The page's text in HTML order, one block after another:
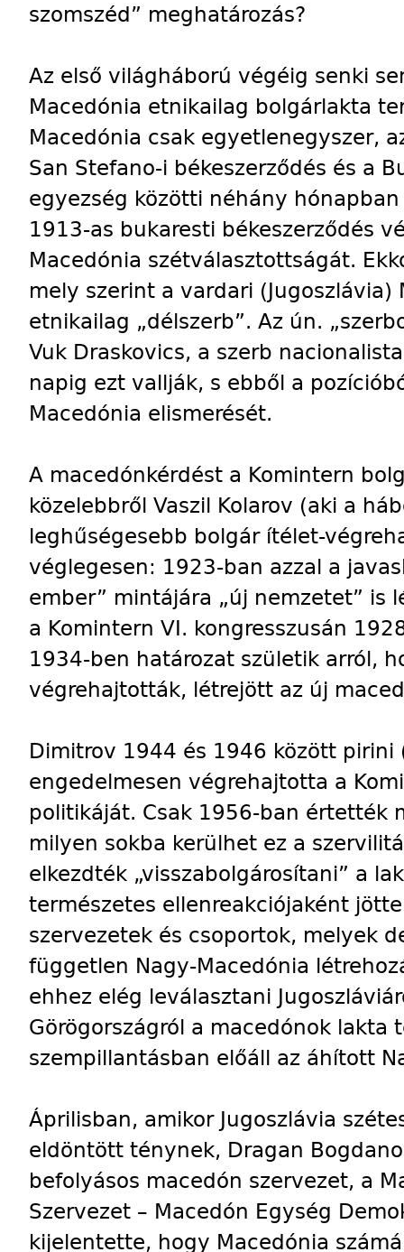
szomszéd” meghatározás?
Az első világháború végéig senki
Macedónia etnikailag bolgárlakta
Macedónia csak egyetlenegyszer,
San Stefano-i békeszerződés és a
egyezség közötti néhány
1913-as bukaresti békeszerződés
Macedónia szétválasztottságát.
mely szerint a vardari (Jugoszlávia)
etnikailag „délszerb”. Az ún.
Vuk Draskovics, a szerb
napig ezt vallják, s ebből a
Macedónia elismerését.
A macedónkérdést a Komintern
közelebbről Vaszil Kolarov (aki a
leghűségesebb bolgár ítélet-
véglegesen: 1923-ban azzal a
ember” mintájára „új nemzetet” is
a Komintern VI. kongresszusán
1934-ben határozat születik arról,
végrehajtották, létrejött az új
Dimitrov 1944 és 1946 között pirini
engedelmesen végrehajtotta a
politikáját. Csak 1956-ban értették
milyen sokba kerülhet ez a
elkezdték „visszabolgárosítani” a
természetes ellenreakciójaként
szervezetek és csoportok, melyek
független Nagy-Macedónia
ehhez elég leválasztani
Görögországról a macedónok lakta
szempillantásban előáll az áhított
Áprilisban, amikor Jugoszlávia
eldöntött ténynek, Dragan
befolyásos macedón szervezet, a
Szervezet – Macedón Egység
kijelentette, hogy Macedónia